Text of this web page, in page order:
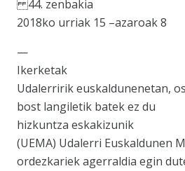
44. zenbakia
2018ko urriak 15 –azaroak 8
—
Ikerketak
Udalerririk euskaldunenetan,
bost langiletik batek ez du
hizkuntza eskakizunik
(UEMA) Udalerri Euskaldunen
ordezkariek agerraldia egin